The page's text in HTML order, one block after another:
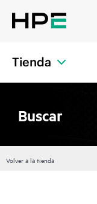
Tienda
Buscar
Volver a la tienda